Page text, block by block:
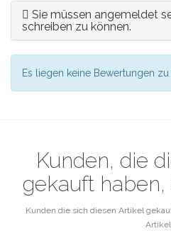
Sie müssen angemeldet
schreiben zu können.
Es liegen keine Bewertungen
Kunden, die
gekauft
Kunden die sich diesen Artikel